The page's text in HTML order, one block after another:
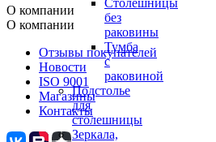
Столешницы
без
раковины
Тумба
с
раковиной
Подстолье
для
столешницы
Зеркала,
О компании
О компании
Отзывы покупателей
Новости
ISO 9001
Магазины
Контакты